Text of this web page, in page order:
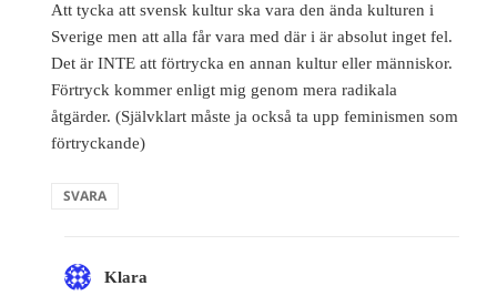
Att tycka att svensk kultur ska vara den ända kulturen i
Sverige men att alla får vara med där i är absolut inget fel.
Det är INTE att förtrycka en annan kultur eller människor.
Förtryck kommer enligt mig genom mera radikala
åtgärder. (Självklart måste ja också ta upp feminismen som
förtryckande)
SVARA
Klara